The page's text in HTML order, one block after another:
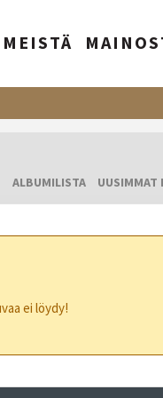
ALBUMILISTA UUSIMMAT
ei löydy!